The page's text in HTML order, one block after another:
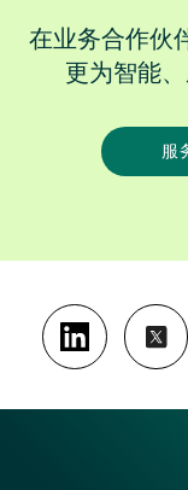
在业务合作伙
更为智能
服